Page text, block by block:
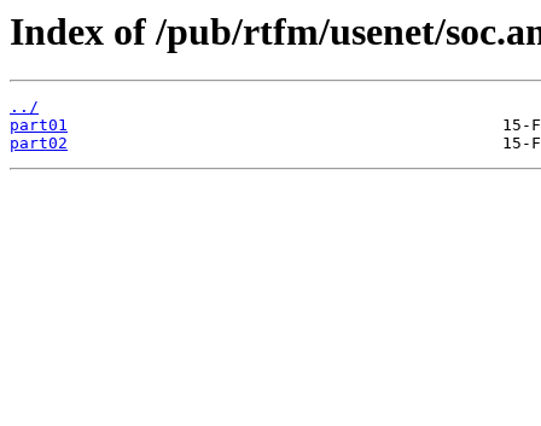
Index of /pub/rtfm/usenet/
../
part01
part02